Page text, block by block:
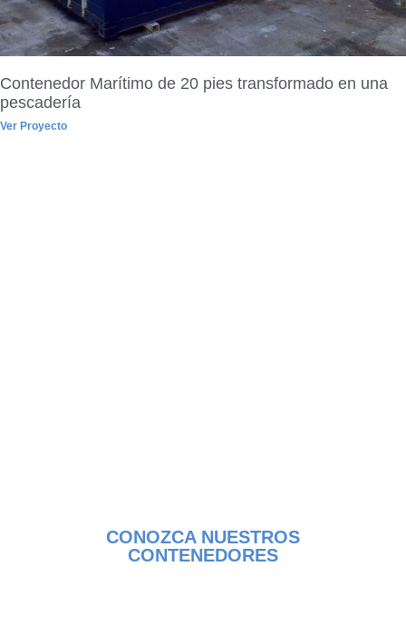
Contenedor Marítimo de 20 pies transformado en una
pescadería
Ver Proyecto
CONOZCA NUESTROS
CONTENEDORES